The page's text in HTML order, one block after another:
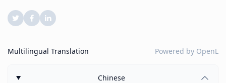
Multilingual Translation Powered by OpenL
Chinese